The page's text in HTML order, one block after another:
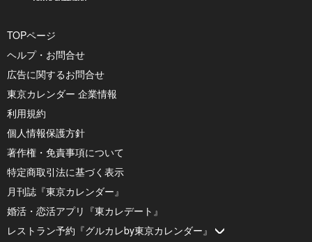
TOPページ
ヘルプ・お問合せ
広告に関するお問合せ
東京カレンダー 企業情報
利用規約
個人情報保護方針
著作権・免責事項について
特定商取引法に基づく表示
月刊誌『東京カレンダー』
婚活・恋活アプリ『東カレデート』
レストラン予約『グルカレby東京カレンダー』